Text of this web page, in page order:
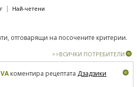
| Най-четени
отговарящи на посочените критерии.
>>ВСИЧКИ ПОТРЕБИТЕЛИ
коментира рецептата Дзадзики